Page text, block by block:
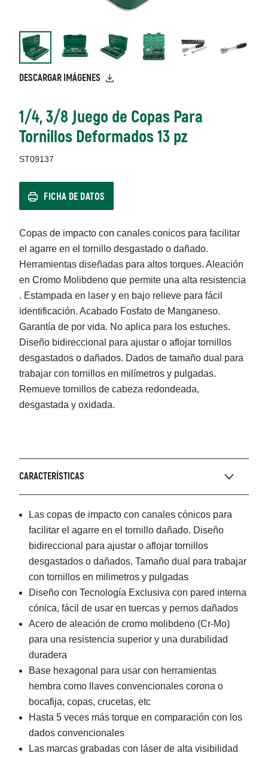
DESCARGAR IMÁGENES
1/4, 3/8 Juego de Copas Para
Tornillos Deformados 13 pz
ST09137
FICHA DE DATOS
Copas de impacto con canales conicos para facilitar
el agarre en el tornillo desgastado o dañado.
Herramientas diseñadas para altos torques. Aleación
en Cromo Molibdeno que permite una alta resistencia
. Estampada en laser y en bajo relieve para fácil
identificación. Acabado Fosfato de Manganeso.
Garantía de por vida. No aplica para los estuches.
Diseño bidireccional para ajustar o aflojar tornillos
desgastados o dañados. Dados de tamaño dual para
trabajar con tornillos en milímetros y pulgadas.
Remueve tornillos de cabeza redondeada,
desgastada y oxidada.
CARACTERÍSTICAS
Las copas de impacto con canales cónicos para
facilitar el agarre en el tornillo dañado. Diseño
bidireccional para ajustar o aflojar tornillos
desgastados o dañados. Tamaño dual para trabajar
con tornillos en milimetros y pulgadas
Diseño con Tecnología Exclusiva con pared interna
cónica, fácil de usar en tuercas y pernos dañados
Acero de aleación de cromo molibdeno (Cr-Mo)
para una resistencia superior y una durabilidad
duradera
Base hexagonal para usar con herramientas
hembra como llaves convencionales corona o
bocafija, copas, crucetas, etc
Hasta 5 veces más torque en comparación con los
dados convencionales
Las marcas grabadas con láser de alta visibilidad